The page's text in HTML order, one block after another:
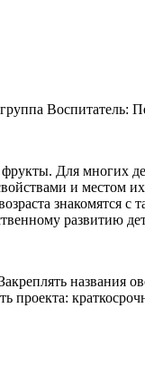
Воспитатель:
Для многих
и местом
знакомятся с
развитию
проекта: